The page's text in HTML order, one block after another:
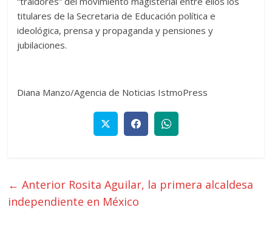
titulares de la Secretaria de Educación política e
ideológica, prensa y propaganda y pensiones y
jubilaciones.
Diana Manzo/Agencia de Noticias IstmoPress
← Anterior Rosita Aguilar, la primera alcaldesa
independiente en México